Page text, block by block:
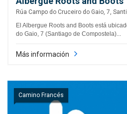
Rúa Campo do Cruceiro do Gaio, 7,
El Albergue Roots and Boots está
do Gaio, 7 (Santiago de Compostela)...
Más información
Camino Francés